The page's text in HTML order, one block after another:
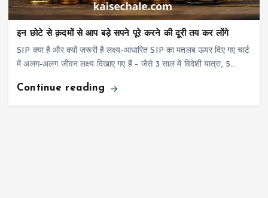
इन छोटे से क़दमों से आप बड़े सपने पूरे करने की दूरी तय कर लोंगे
SIP क्या है और क्यों ज़रूरी है लक्ष्य‑आधारित SIP का मतलब ऊपर दिए गए चार्ट
में अलग‑अलग जीवन लक्ष्य दिखाए गए हैं – जैसे 3 साल में विदेशी यात्रा, 5…
Continue reading